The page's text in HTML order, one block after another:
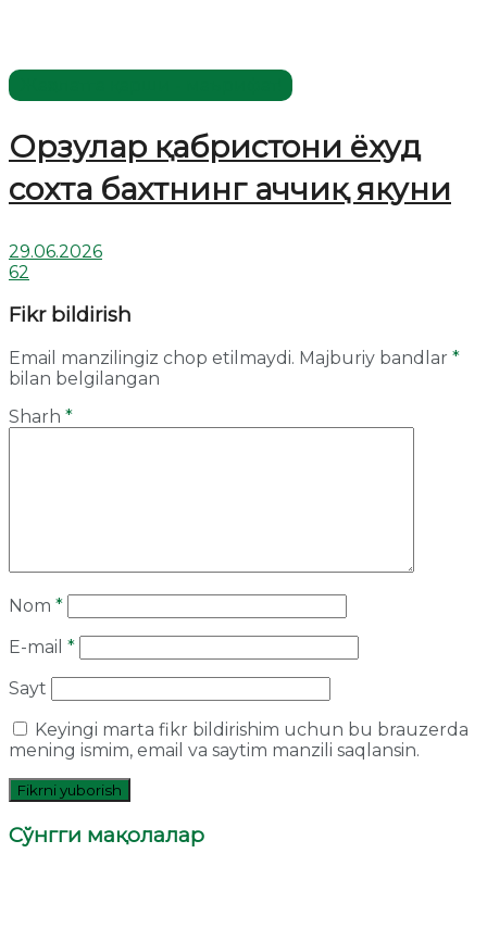
Орзулар қабристони ёхуд
сохта бахтнинг аччиқ якуни
29.06.2026
62
Fikr bildirish
Email manzilingiz chop etilmaydi. Majburiy bandlar *
bilan belgilangan
Sharh *
Nom *
E-mail *
Sayt
Keyingi marta fikr bildirishim uchun bu brauzerda
mening ismim, email va saytim manzili saqlansin.
Сўнгги мақолалар